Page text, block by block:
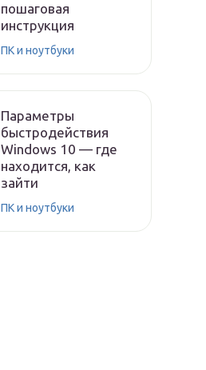
пошаговая
инструкция
ПК и ноутбуки
Параметры
быстродействия
Windows 10 — где
находится, как
зайти
ПК и ноутбуки